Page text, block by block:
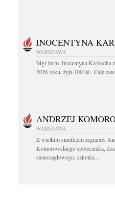
INOCENTYNA
WARSZAWA
Mgr farm. Inocentyna Karkocha
2026 roku, żyła 100 lat.. Całe
ANDRZEJ
WARSZAWA
Z wielkim smutkiem żegnamy
Komorowskiego społecznika,
samorządowego, członka...